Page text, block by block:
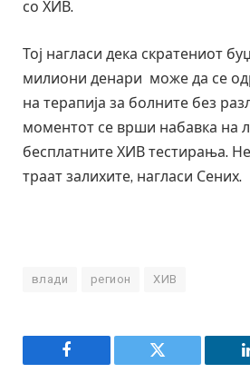
со ХИВ.
Тој нагласи дека скратениот
милиони денари може да се
на терапија за болните без
моментот се врши набавка на
бесплатните ХИВ тестирања.
траат залихите, нагласи Сених.
влади регион ХИВ
Facebook Twitter